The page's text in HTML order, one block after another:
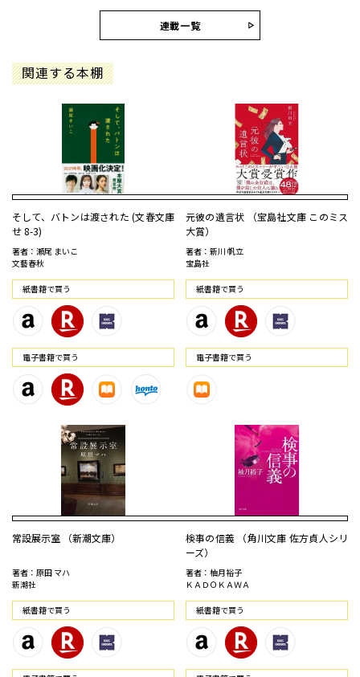
連載一覧
関連する本棚
そして、バトンは渡された (文春文庫
せ 8-3)
著者：瀬尾 まいこ
文藝春秋
紙書籍で買う
電⼦書籍で買う
元彼の遺言状 （宝島社文庫 このミス
大賞）
著者：新川 帆立
宝島社
紙書籍で買う
電⼦書籍で買う
常設展示室 （新潮文庫）
著者：原田 マハ
新潮社
紙書籍で買う
検事の信義 （角川文庫 佐方貞人シリ
ーズ）
著者：柚月裕子
ＫＡＤＯＫＡＷＡ
紙書籍で買う